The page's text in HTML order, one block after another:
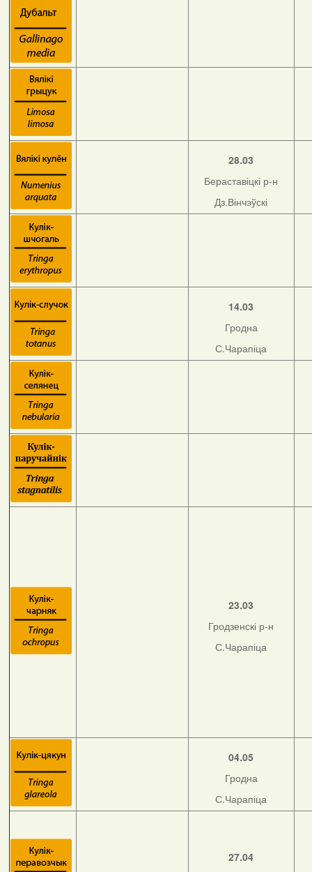
28.03
Бераставіцкі р-н
Дз.Вінчэўскі
14.03
Гродна
С.Чарапіца
23.03
Гродзенскі р-н
С.Чарапіца
04.05
Гродна
С.Чарапіца
27.04